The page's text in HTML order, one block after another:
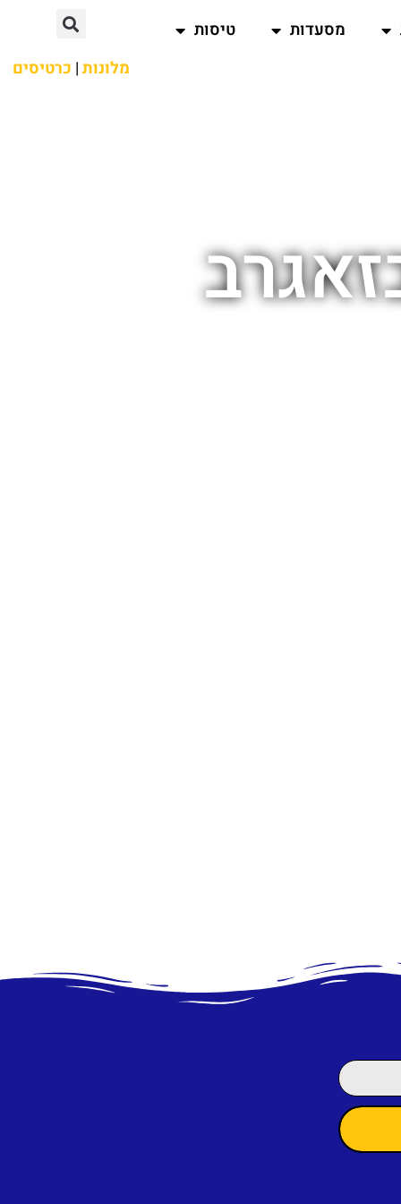
מסעדות
טיסות
מלונות| כרטיסים